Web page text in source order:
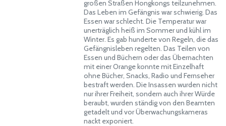
großen Straßen Hongkongs teilzunehmen.
Das Leben im Gefängnis war schwierig. Das
Essen war schlecht. Die Temperatur war
unerträglich heiß im Sommer und kühl im
Winter. Es gab hunderte von Regeln, die das
Gefängnisleben regelten. Das Teilen von
Essen und Büchern oder das Übernachten
mit einer Orange konnte mit Einzelhaft
ohne Bücher, Snacks, Radio und Fernseher
bestraft werden. Die Insassen wurden nicht
nur ihrer Freiheit, sondern auch ihrer Würde
beraubt, wurden ständig von den Beamten
getadelt und vor Überwachungskameras
nackt exponiert.